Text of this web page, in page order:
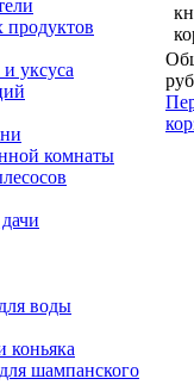
продуктов
уксуса
комнаты
воды
коньяка
шампанского